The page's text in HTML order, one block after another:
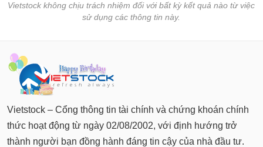
Vietstock không chịu trách nhiệm đối với bất kỳ kết quả nào từ việc
sử dụng các thông tin này.
Vietstock – Cổng thông tin tài chính và chứng khoán chính
thức hoạt động từ ngày 02/08/2002, với định hướng trở
thành người bạn đồng hành đáng tin cậy của nhà đầu tư.